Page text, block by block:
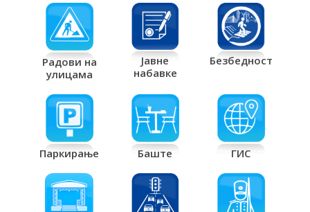
Радови на
улицама
Јавне
набавке
Безбедност
Паркирање Баште ГИС